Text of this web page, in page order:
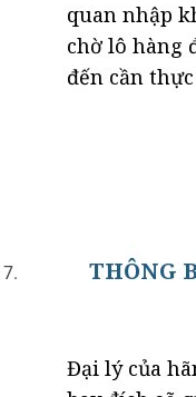
quan nhập
chờ lô hàng
đến cần
THÔNG
Đại lý của